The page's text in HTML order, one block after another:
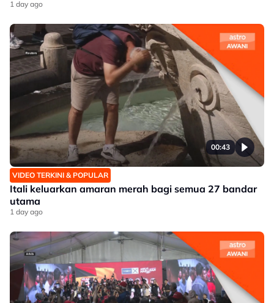
1 day ago
00:43
VIDEO TERKINI & POPULAR
Itali keluarkan amaran merah bagi semua 27 bandar
utama
1 day ago